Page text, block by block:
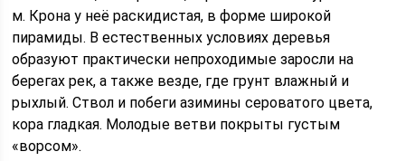
м. Крона у неё раскидистая, в форме широкой
пирамиды. В естественных условиях деревья
образуют практически непроходимые заросли на
берегах рек, а также везде, где грунт влажный и
рыхлый. Ствол и побеги азимины сероватого цвета,
кора гладкая. Молодые ветви покрыты густым
«ворсом».